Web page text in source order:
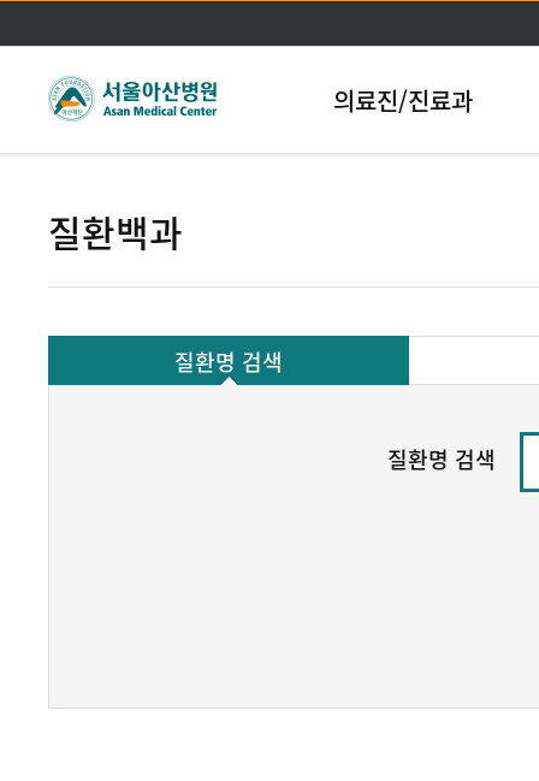
본문바로가기
의료진/진료과
질환백과
질환명 검색
질환명 검색